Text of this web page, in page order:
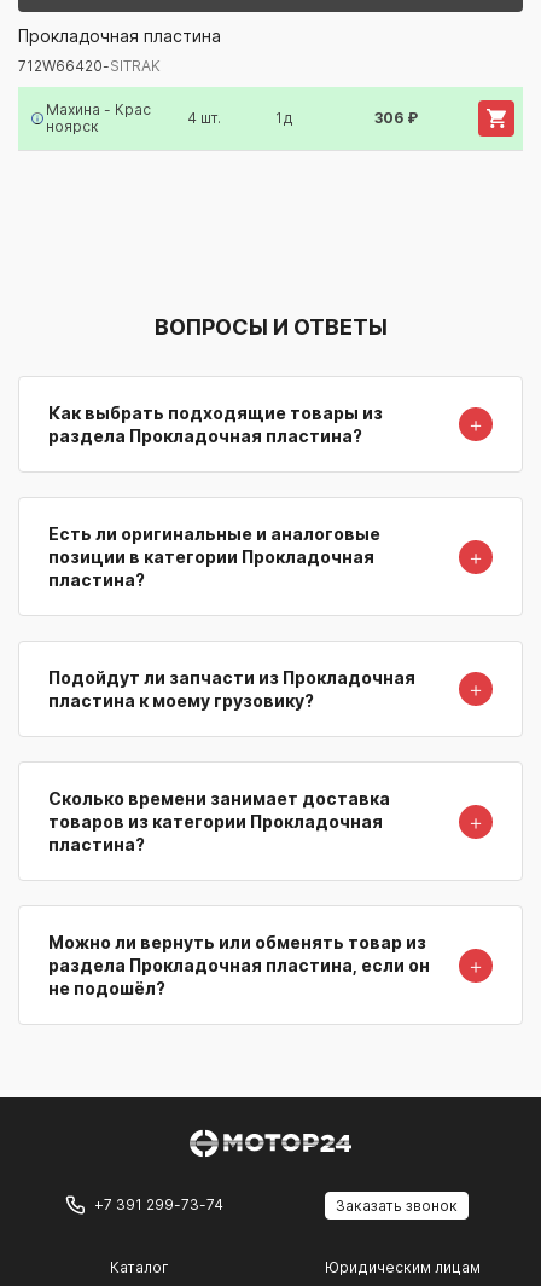
Артикул/БрендНаименование
712W66420-SITRAK
Прокладочная пластина
712W66420-SITRAK
Махина - Крас
ноярск
4 шт. 1д 306 ₽
ВОПРОСЫ И ОТВЕТЫ
Как выбрать подходящие товары из
раздела Прокладочная пластина?
＋
Есть ли оригинальные и аналоговые
позиции в категории Прокладочная
пластина?
＋
Подойдут ли запчасти из Прокладочная
пластина к моему грузовику?
＋
Сколько времени занимает доставка
товаров из категории Прокладочная
пластина?
＋
Можно ли вернуть или обменять товар из
раздела Прокладочная пластина, если он
не подошёл?
＋
+7 391 299-73-74 Заказать звонок
Каталог Юридическим лицам